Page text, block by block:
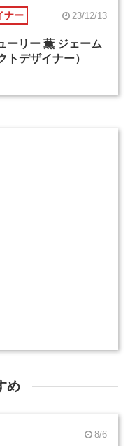
ナー 23/12/13
ーリー 薫 ジェーム
トデザイナー）
め
8/6